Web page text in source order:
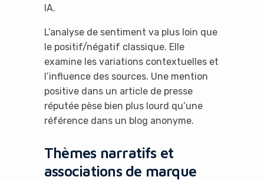
IA.
L’analyse de sentiment va plus loin que
le positif/négatif classique. Elle
examine les variations contextuelles et
l’influence des sources. Une mention
positive dans un article de presse
réputée pèse bien plus lourd qu’une
référence dans un blog anonyme.
Thèmes narratifs et
associations de marque